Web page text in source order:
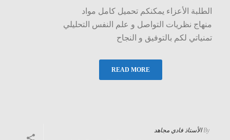
الطلبة الأعزاء يمكنكم تحميل كامل مواد
منهاج نظريات التواصل و علم النفس التحليلي
تمنياتي لكم بالتوفيق و النجاح
READ MORE
By الأستاذ فادي مجاهد